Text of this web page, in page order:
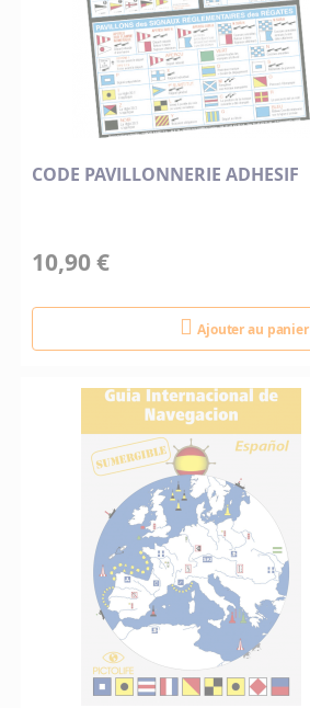
CODE PAVILLONNERIE ADHESIF
10,90 €
Ajouter au panier